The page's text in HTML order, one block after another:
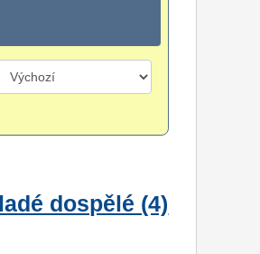
dospělé (4)